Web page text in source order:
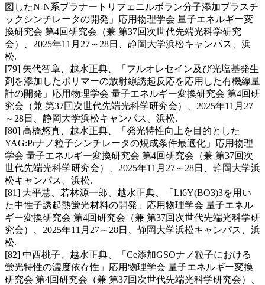
図したN-N系プラナートリフェニルボラン分子添加プラスチ
ックシンチレータの開発」応用物理学会 量子エネルギー変
換研究会 第4回研究会（兼 第37回次世代先端光科学研究
会）、2025年11月27～28日、静岡大学浜松キャンパス、浜
松.
[79] 矢代智章、越水正典、「フルオレセイン及び光塩基発生
剤を添加したポリマーの放射線誘起反応を応用した有機線量
計の開発」応用物理学会 量子エネルギー変換研究会 第4回研
究会（兼 第37回次世代先端光科学研究会）、2025年11月27
～28日、静岡大学浜松キャンパス、浜松.
[80] 高橋悠真、越水正典、「発光特性向上を目的とした
YAG:Prナノ粒子シンチレータの焼成条件最適化」応用物理
学会 量子エネルギー変換研究会 第4回研究会（兼 第37回次
世代先端光科学研究会）、2025年11月27～28日、静岡大学浜
松キャンパス、浜松.
[81] 大平慧、若林源一郎、越水正典、「Li6Y(BO3)3を用い
た中性子誘起熱蛍光材料の開発」応用物理学会 量子エネル
ギー変換研究会 第4回研究会（兼 第37回次世代先端光科学研
究会）、2025年11月27～28日、静岡大学浜松キャンパス、浜
松.
[82] 中西桃子、越水正典、「Ce添加GSOナノ粒子における
蛍光特性の濃度依存性」応用物理学会 量子エネルギー変換
研究会 第4回研究会（兼 第37回次世代先端光科学研究会）、